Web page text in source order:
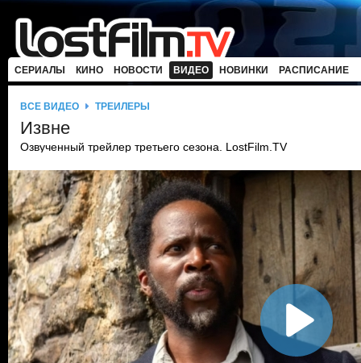
СЕРИАЛЫ КИНО НОВОСТИ ВИДЕО НОВИНКИ РАСПИСАНИЕ
ВСЕ ВИДЕО ТРЕЙЛЕРЫ
Извне
Озвученный трейлер третьего сезона. LostFilm.TV